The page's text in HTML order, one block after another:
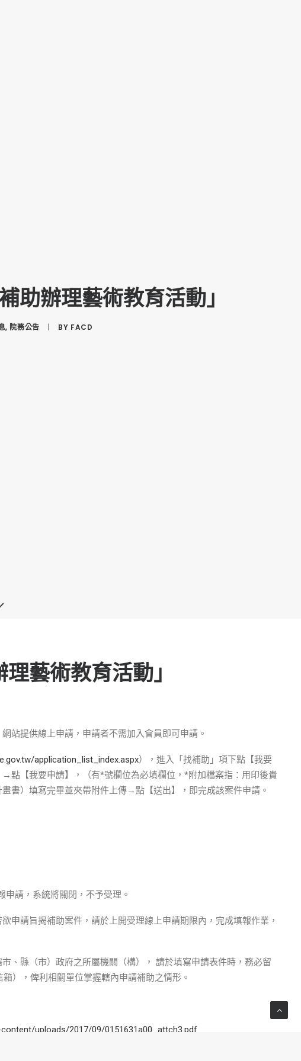
助辦理藝術教育活動」
, 院務公告 | BY FACD
藝術教育活動」
站提供線上申請，申請者不需加入會員即可申請。
application_list_index.aspx），進入「找補助」項下點【我要
【我要申請】，（有*號欄位為必填欄位，*附加檔案指：用印後貴
書）填寫完畢並夾帶附件上傳→點【送出】，即完成該案件申請。
請，系統將關閉，不予受理。
申請旨揭補助案件，請於上開受理線上申請期限內，完成填報作業，
、縣（市）政府之所屬機關（構）， 請於填寫申請表件時，務必留
），俾利相關單位掌握轄內申請補助之情形。
uploads/2017/09/0151631a00_attch3.pdf